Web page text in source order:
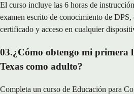
El curso incluye las 6 horas de
examen escrito de conocimiento de DPS,
certificado y acceso en cualquier
03.¿Cómo obtengo mi primera
Texas como adulto?
Completa un curso de Educación para